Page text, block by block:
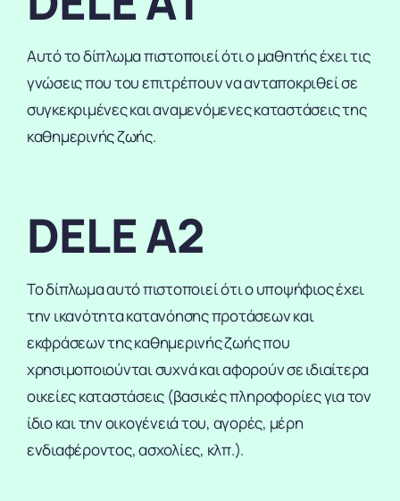
Αυτό το δίπλωμα πιστοποιεί ότι ο μαθητής έχει τις
γνώσεις που του επιτρέπουν να ανταποκριθεί σε
συγκεκριμένες και αναμενόμενες καταστάσεις της
καθημερινής ζωής.
DELE A2
Το δίπλωμα αυτό πιστοποιεί ότι ο υποψήφιος έχει
την ικανότητα κατανόησης προτάσεων και
εκφράσεων της καθημερινής ζωής που
χρησιμοποιούνται συχνά και αφορούν σε ιδιαίτερα
οικείες καταστάσεις (βασικές πληροφορίες για τον
ίδιο και την οικογένειά του, αγορές, μέρη
ενδιαφέροντος, ασχολίες, κλπ.).